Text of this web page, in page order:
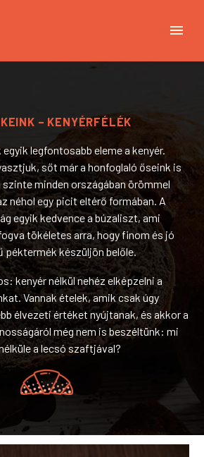
– KENYÉRFÉLÉK
legfontosabb eleme a kenyér.
sőt már a honfoglaló őseink is
minden országában örömmel
néhol egy picit eltérő formában. A
egyik kedvence a búzaliszt, ami
tökéletes arra, hogy finom és jó
péktermék készüljön belőle.
kenyér nélkül nehéz elképzelni a
Vannak ételek, amik csak úgy
élvezeti értéket nyújtanak, és akkor a
még nem is beszéltünk: mi
a lecsó szaftjával?